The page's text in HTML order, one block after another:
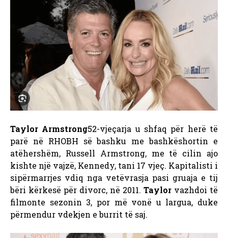
Taylor Armstrong52-vjeçarja u shfaq për herë të
parë në RHOBH së bashku me bashkëshortin e
atëhershëm, Russell Armstrong, me të cilin ajo
kishte një vajzë, Kennedy, tani 17 vjeç. Kapitalisti i
sipërmarrjes vdiq nga vetëvrasja pasi gruaja e tij
bëri kërkesë për divorc, në 2011. Taylor vazhdoi të
filmonte sezonin 3, por më vonë u largua, duke
përmendur vdekjen e burrit të saj.